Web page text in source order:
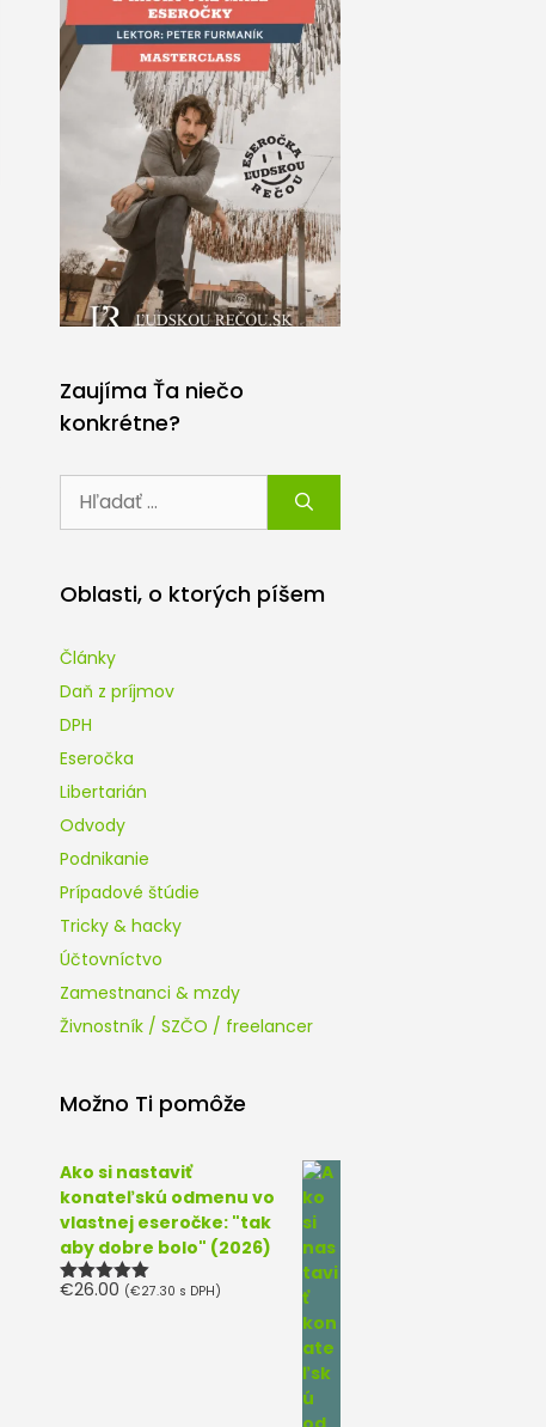
Zaujíma Ťa niečo
konkrétne?
Oblasti, o ktorých píšem
Články
Daň z príjmov
DPH
Eseročka
Libertarián
Odvody
Podnikanie
Prípadové štúdie
Tricky & hacky
Účtovníctvo
Zamestnanci & mzdy
Živnostník / SZČO / freelancer
Možno Ti pomôže
Ako si nastaviť
konateľskú odmenu vo
vlastnej eseročke: "tak
aby dobre bolo" (2026)
Hodnotenie
€26.00 (€27.30 s DPH)